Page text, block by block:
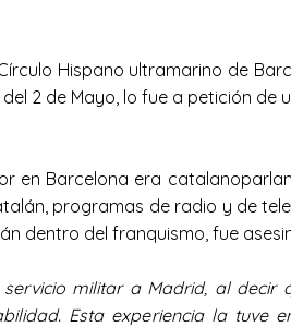
Hispano ultramarino de
2 de Mayo, lo fue a petición
en Barcelona era
programas de radio y de
dentro del franquismo, fue
militar a Madrid, al decir
Esta experiencia la tuve